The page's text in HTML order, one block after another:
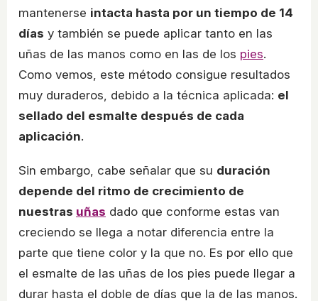
mantenerse intacta hasta por un tiempo de 14
días y también se puede aplicar tanto en las
uñas de las manos como en las de los pies.
Como vemos, este método consigue resultados
muy duraderos, debido a la técnica aplicada: el
sellado del esmalte después de cada
aplicación.
Sin embargo, cabe señalar que su duración
depende del ritmo de crecimiento de
nuestras uñas dado que conforme estas van
creciendo se llega a notar diferencia entre la
parte que tiene color y la que no. Es por ello que
el esmalte de las uñas de los pies puede llegar a
durar hasta el doble de días que la de las manos.